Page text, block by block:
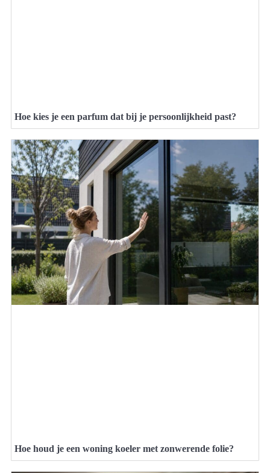
Hoe kies je een parfum dat bij je persoonlijkheid past?
Hoe houd je een woning koeler met zonwerende folie?